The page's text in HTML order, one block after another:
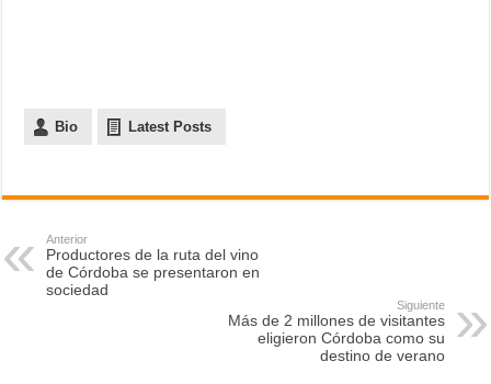
Bio Latest Posts
Anterior
Productores de la ruta del vino
de Córdoba se presentaron en
sociedad
Siguiente
Más de 2 millones de visitantes
eligieron Córdoba como su
destino de verano